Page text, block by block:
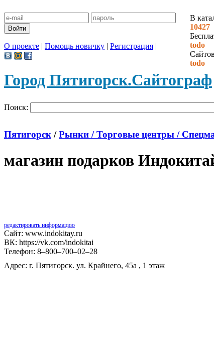
В
10427
todo
todo
О проекте | Помощь новичку | Регистрация |
Город Пятигорск.Сайтограф
Поиск:
Пятигорск /Рынки / Торговые центры /
магазин подарков
редактировать информацию
Сайт: www.indokitay.ru
ВК: https://vk.com/indokitai
Телефон: 8‒800‒700‒02‒28
Адрес: г. Пятигорск. ул. Крайнего, 45а , 1 этаж